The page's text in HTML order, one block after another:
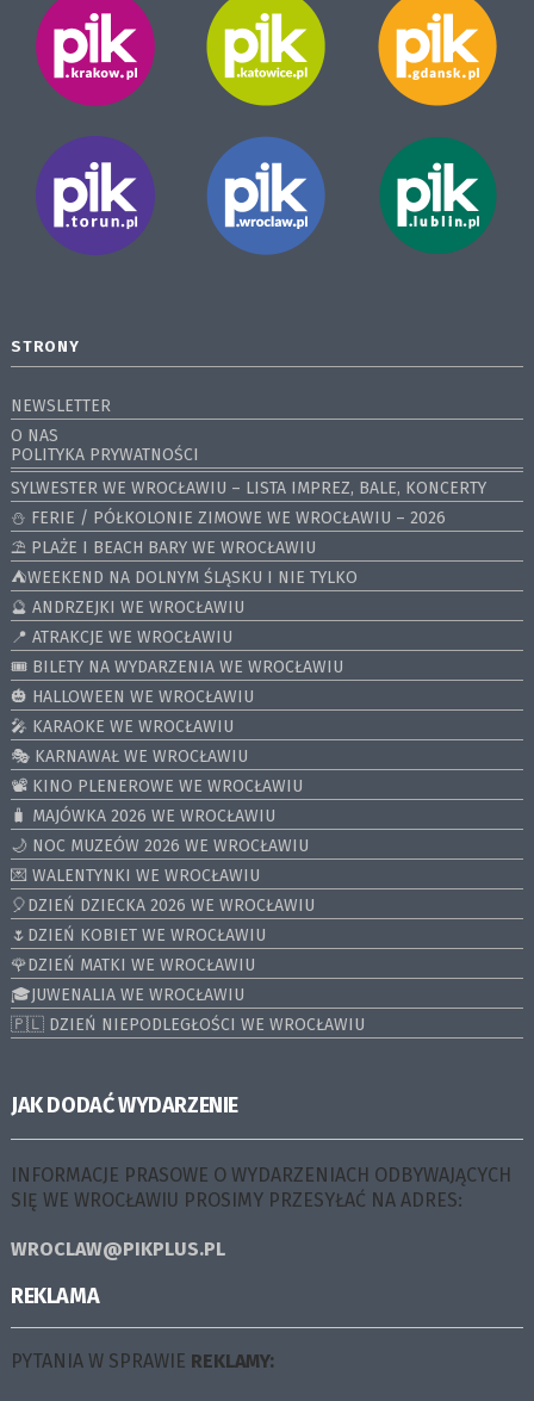
STRONY
NEWSLETTER
O NAS
POLITYKA PRYWATNOŚCI
SYLWESTER WE WROCŁAWIU – LISTA IMPREZ, BALE, KONCERTY
⛄️ FERIE / PÓŁKOLONIE ZIMOWE WE WROCŁAWIU – 2026
⛱️ PLAŻE I BEACH BARY WE WROCŁAWIU
⛺️WEEKEND NA DOLNYM ŚLĄSKU I NIE TYLKO
🔮 ANDRZEJKI WE WROCŁAWIU
📍 ATRAKCJE WE WROCŁAWIU
🎟️ BILETY NA WYDARZENIA WE WROCŁAWIU
🎃 HALLOWEEN WE WROCŁAWIU
🎤 KARAOKE WE WROCŁAWIU
🎭 KARNAWAŁ WE WROCŁAWIU
📽️ KINO PLENEROWE WE WROCŁAWIU
🧳 MAJÓWKA 2026 WE WROCŁAWIU
🌙 NOC MUZEÓW 2026 WE WROCŁAWIU
💌 WALENTYNKI WE WROCŁAWIU
🎈DZIEŃ DZIECKA 2026 WE WROCŁAWIU
🌷DZIEŃ KOBIET WE WROCŁAWIU
🌹DZIEŃ MATKI WE WROCŁAWIU
🎓JUWENALIA WE WROCŁAWIU
🇵🇱 DZIEŃ NIEPODLEGŁOŚCI WE WROCŁAWIU
JAK DODAĆ WYDARZENIE
INFORMACJE PRASOWE O WYDARZENIACH ODBYWAJĄCYCH
SIĘ WE WROCŁAWIU PROSIMY PRZESYŁAĆ NA ADRES:
WROCLAW@PIKPLUS.PL
REKLAMA
PYTANIA W SPRAWIE REKLAMY: